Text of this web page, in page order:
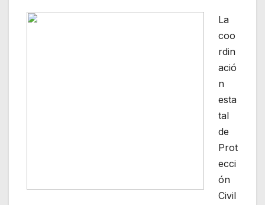
La
coo
rdin
ació
n
esta
tal
de
Prot
ecci
ón
Civil